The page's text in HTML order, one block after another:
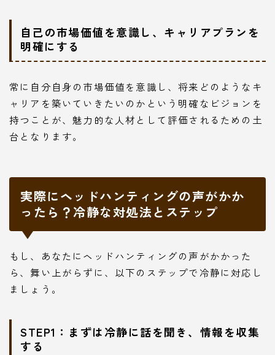
自己の市場価値を意識し、キャリアプランを
明確にする
常に自分自身の市場価値を意識し、将来どのようなキ
ャリアを築いていきたいのかという明確なビジョンを
持つことが、魅力的な人材として評価されるための土
台となります。
実際にヘッドハンティングの声がかか
ったら？冷静な対処法とステップ
もし、あなたにヘッドハンティングの声がかかった
ら、舞い上がらずに、以下のステップで冷静に対応し
ましょう。
STEP1：まずは冷静に話を聞き、情報を収集
する